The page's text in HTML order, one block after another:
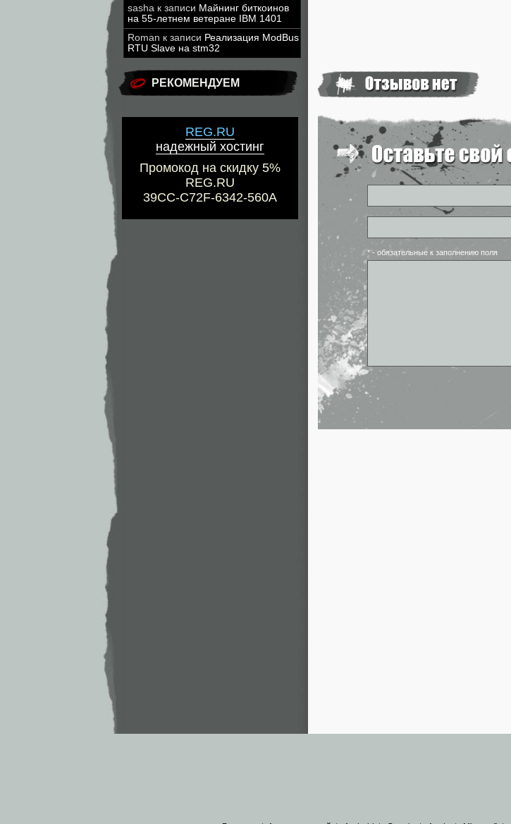
sasha к записи Майнинг биткоинов
на 55-летнем ветеране IBM 1401
Roman к записи Реализация ModBus
RTU Slave на stm32
РЕКОМЕНДУЕМ
REG.RU
надежный хостинг
Промокод на скидку 5%
REG.RU
39CC-C72F-6342-560A
* - обязательные к заполнению поля